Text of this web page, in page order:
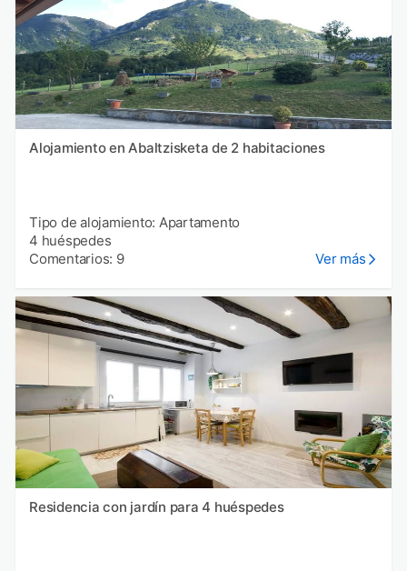
Alojamiento en Abaltzisketa de 2 habitaciones
Tipo de alojamiento: Apartamento
4 huéspedes
Comentarios: 9
Ver más
Residencia con jardín para 4 huéspedes